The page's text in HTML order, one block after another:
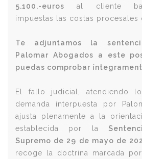
5.100.-euros al cliente
impuestas las costas procesales
Te adjuntamos la
Palomar Abogados a este
puedas comprobar
El fallo judicial, atendiendo
demanda interpuesta por
ajusta plenamente a la
establecida por la
Supremo de 29 de mayo de
recoge la doctrina marcada